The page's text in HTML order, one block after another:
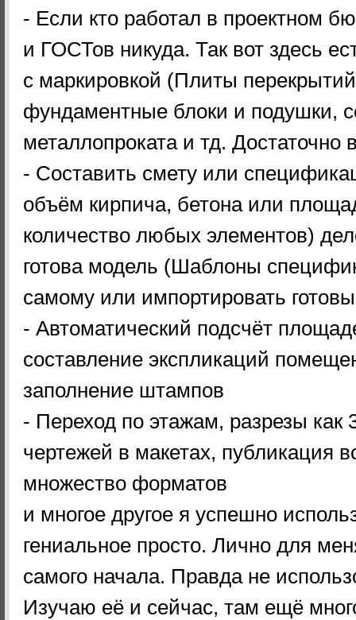
- Если кто работал в проектном
и ГОСТов никуда. Так вот здесь
с маркировкой (Плиты
фундаментные блоки и подушки,
металлопроката и тд. Достаточно
- Составить смету или
объём кирпича, бетона или
количество любых элементов)
готова модель (Шаблоны
самому или импортировать
- Автоматический подсчёт
составление экспликаций
заполнение штампов
- Переход по этажам, разрезы как
чертежей в макетах, публикация
множество форматов
и многое другое я успешно
гениальное просто. Лично для
самого начала. Правда не
Изучаю её и сейчас, там ещё